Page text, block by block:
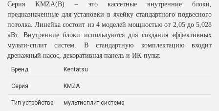
Серия KMZA(B) – это кассетные внутренние блоки,
предназначенные для установки в ячейку стандартного подвесного
потолка. Линейка состоит из 4 моделей мощностью от 2,05 до 5,028
кВт. Внутренние блоки используются для создания эффективных
мульти-сплит систем. В стандартную комплектацию входит
дренажный насос, декоративная панель и ИК-пульт.
Бренд Kentatsu
Серия KMZA
Тип устройства мультисплит-система